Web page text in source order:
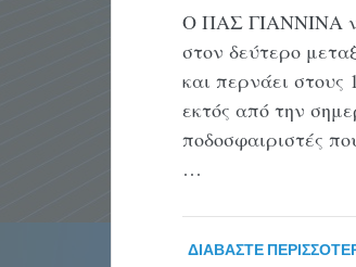
Ο ΠΑΣ ΓΙΑΝΝΙΝΑ
στον δεύτερο
και περνάει
εκτός από την
ποδοσφαιριστές
…
ΔΙΑΒΆΣΤΕ